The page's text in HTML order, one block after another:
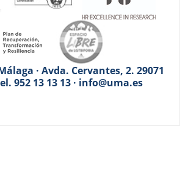
· Avda. Cervantes, 2. 29071
952 13 13 13 · info@uma.es